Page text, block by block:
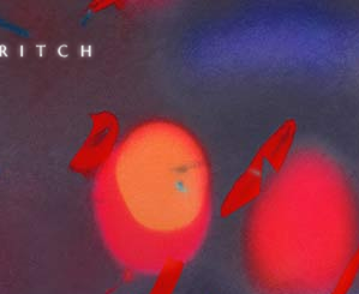
Google Maps
Countdown
Google Maps
Countdown
Counters
Pie Charts